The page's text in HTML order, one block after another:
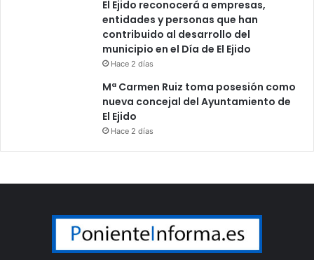
El Ejido reconocerá a empresas,
entidades y personas que han
contribuido al desarrollo del
municipio en el Día de El Ejido
Hace 2 días
Mª Carmen Ruiz toma posesión como
nueva concejal del Ayuntamiento de
El Ejido
Hace 2 días